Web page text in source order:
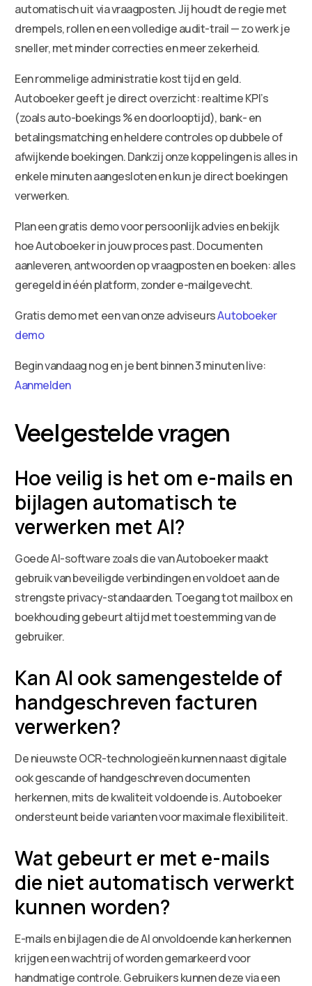
automatisch uit via vraagposten. Jij houdt de regie met
drempels, rollen en een volledige audit-trail — zo werk je
sneller, met minder correcties en meer zekerheid.
Een rommelige administratie kost tijd en geld.
Autoboeker geeft je direct overzicht: realtime KPI’s
(zoals auto-boekings % en doorlooptijd), bank- en
betalingsmatching en heldere controles op dubbele of
afwijkende boekingen. Dankzij onze koppelingen is alles in
enkele minuten aangesloten en kun je direct boekingen
verwerken.
Plan een gratis demo voor persoonlijk advies en bekijk
hoe Autoboeker in jouw proces past. Documenten
aanleveren, antwoorden op vraagposten en boeken: alles
geregeld in één platform, zonder e-mailgevecht.
Gratis demo met een van onze adviseursAutoboeker
demo
Begin vandaag nog en je bent binnen 3 minuten live:
Aanmelden
Veelgestelde vragen
Hoe veilig is het om e-mails en
bijlagen automatisch te
verwerken met AI?
Goede AI-software zoals die van Autoboeker maakt
gebruik van beveiligde verbindingen en voldoet aan de
strengste privacy-standaarden. Toegang tot mailbox en
boekhouding gebeurt altijd met toestemming van de
gebruiker.
Kan AI ook samengestelde of
handgeschreven facturen
verwerken?
De nieuwste OCR-technologieën kunnen naast digitale
ook gescande of handgeschreven documenten
herkennen, mits de kwaliteit voldoende is. Autoboeker
ondersteunt beide varianten voor maximale flexibiliteit.
Wat gebeurt er met e-mails
die niet automatisch verwerkt
kunnen worden?
E-mails en bijlagen die de AI onvoldoende kan herkennen
krijgen een wachtrij of worden gemarkeerd voor
handmatige controle. Gebruikers kunnen deze via een